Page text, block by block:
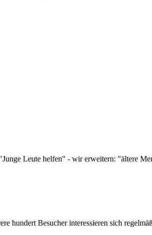
Leute helfen" - wir erweitern: "ältere
hundert Besucher interessieren sich